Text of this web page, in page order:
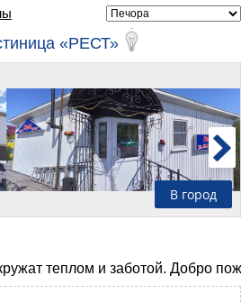
«РЕСТ»
В город
теплом и заботой. Добро